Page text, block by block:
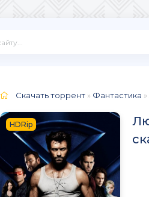
Скачать торрент » Фантастика
HDRip